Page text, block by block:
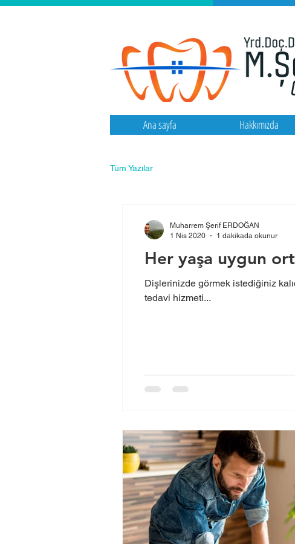
Ana sayfa Hakkımızda
Tüm Yazılar
Her yaşa uygun
Dişlerinizde görmek istediğiniz
tedavi hizmeti...
Muharrem Şerif ERDOĞAN
1 Nis 2020
1 dakikada okunur